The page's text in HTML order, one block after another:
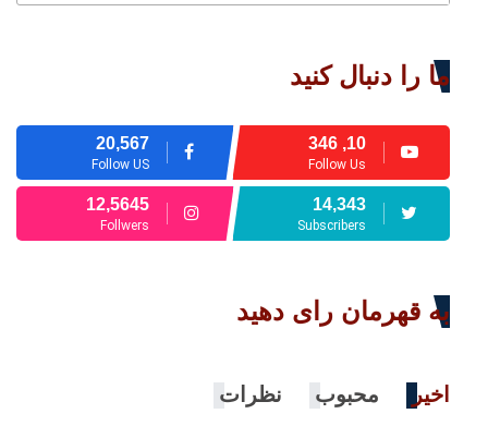
ما را دنبال کنید
20,567
Follow US
10, 346
Follow Us
12,5645
Follwers
14,343
Subscribers
به قهرمان رای دهید
اخیر محبوب نظرات